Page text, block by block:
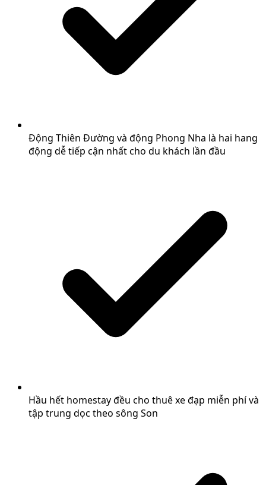
Động Thiên Đường và động Phong Nha là hai hang
động dễ tiếp cận nhất cho du khách lần đầu
Hầu hết homestay đều cho thuê xe đạp miễn phí và
tập trung dọc theo sông Son